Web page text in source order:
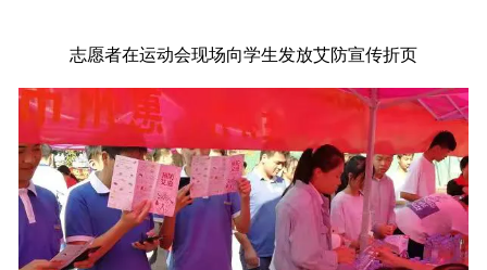
志愿者在运动会现场向学生发放艾防宣传折页